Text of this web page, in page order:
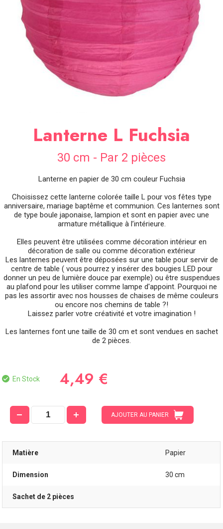
SOIRÉE
OCCASIONS
SPÉCIALES
Lanterne L Fuchsia
30 cm - Par 2 pièces
Lanterne en papier de 30 cm couleur Fuchsia
Choisissez cette lanterne colorée taille L pour vos fêtes type
anniversaire, mariage baptême et communion. Ces lanternes sont
de type boule japonaise, lampion et sont en papier avec une
armature métallique à l’intérieure.
Elles peuvent être utilisées comme décoration intérieur en
décoration de salle ou comme décoration extérieur
Les lanternes peuvent être déposées sur une table pour servir de
centre de table ( vous pourrez y insérer des bougies LED pour
donner un peu de lumière douce par exemple) ou être suspendues
au plafond pour les utiliser comme lampe d'appoint. Pourquoi ne
pas les assortir avec nos housses de chaises de même couleurs
ou encore nos chemins de table ?!
Laissez parler votre créativité et votre imagination !
Les lanternes font une taille de 30 cm et sont vendues en sachet
de 2 pièces.
En Stock 4,49 €
AJOUTER AU PANIER
Matière Papier
Dimension 30 cm
Sachet de 2 pièces